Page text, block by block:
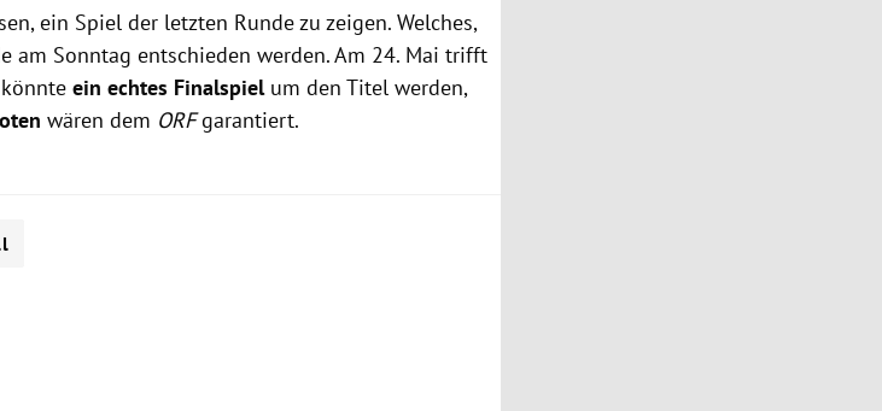
ein Spiel der letzten Runde zu zeigen. Welches,
am Sonntag entschieden werden. Am 24. Mai trifft
könnteein echtes Finalspiel um den Titel werden,
wären dem ORFgarantiert.